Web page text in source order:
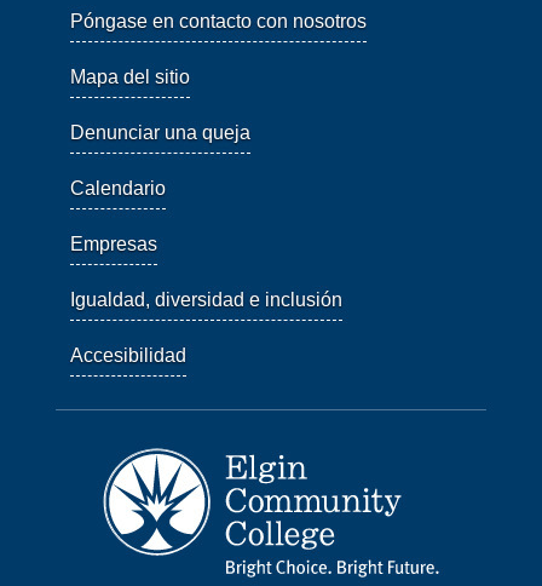
Póngase en contacto con nosotros
Mapa del sitio
Denunciar una queja
Calendario
Empresas
Igualdad, diversidad e inclusión
Accesibilidad